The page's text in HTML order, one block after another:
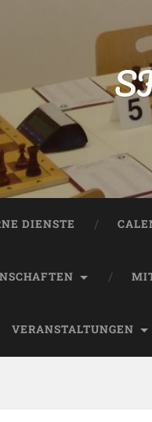
DIENSTE
VERANSTALTUNGEN